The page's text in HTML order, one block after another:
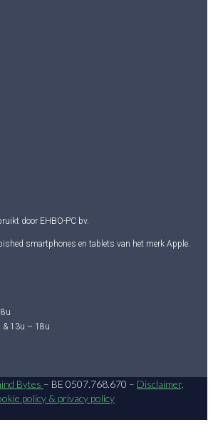
door EHBO-PC bv.
smartphones en tablets van het merk Apple.
13u – 18u
Bytes – BE 0507.768.670 – Disclaimer,
policy & privacy policy